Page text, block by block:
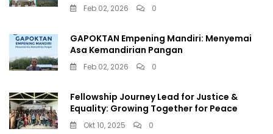
Feb 02, 2026 0
GAPOKTAN Empening Mandiri: Menyemai
Asa Kemandirian Pangan
Feb 02, 2026 0
Fellowship Journey Lead for Justice &
Equality: Growing Together for Peace
Okt 10, 2025 0